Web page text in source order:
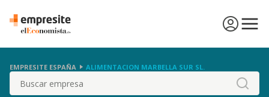
EMPRESITE ESPAÑA ALIMENTACION MARBELLA SUR SL.
Buscar